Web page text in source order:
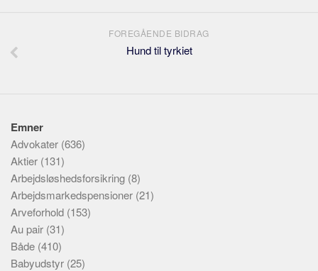
FOREGÅENDE BIDRAG
Hund til tyrkiet
Emner
Advokater (636)
Aktier (131)
Arbejdsløshedsforsikring (8)
Arbejdsmarkedspensioner (21)
Arveforhold (153)
Au pair (31)
Både (410)
Babyudstyr (25)